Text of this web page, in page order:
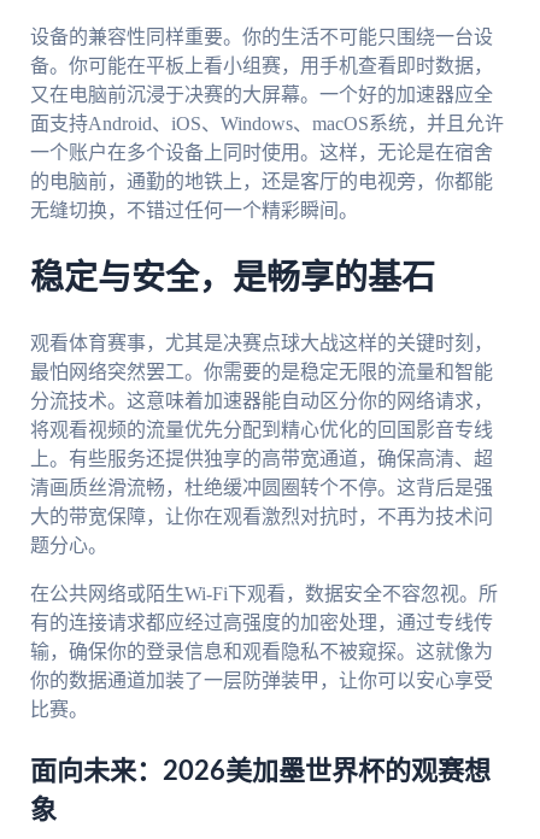
设备的兼容性同样重要。你的生活不可能只围绕一台设
备。你可能在平板上看小组赛，用手机查看即时数据，
又在电脑前沉浸于决赛的大屏幕。一个好的加速器应全
面支持Android、iOS、Windows、macOS系统，并且允许
一个账户在多个设备上同时使用。这样，无论是在宿舍
的电脑前，通勤的地铁上，还是客厅的电视旁，你都能
无缝切换，不错过任何一个精彩瞬间。
稳定与安全，是畅享的基石
观看体育赛事，尤其是决赛点球大战这样的关键时刻，
最怕网络突然罢工。你需要的是稳定无限的流量和智能
分流技术。这意味着加速器能自动区分你的网络请求，
将观看视频的流量优先分配到精心优化的回国影音专线
上。有些服务还提供独享的高带宽通道，确保高清、超
清画质丝滑流畅，杜绝缓冲圆圈转个不停。这背后是强
大的带宽保障，让你在观看激烈对抗时，不再为技术问
题分心。
在公共网络或陌生Wi-Fi下观看，数据安全不容忽视。所
有的连接请求都应经过高强度的加密处理，通过专线传
输，确保你的登录信息和观看隐私不被窥探。这就像为
你的数据通道加装了一层防弹装甲，让你可以安心享受
比赛。
面向未来：2026美加墨世界杯的观赛想
象